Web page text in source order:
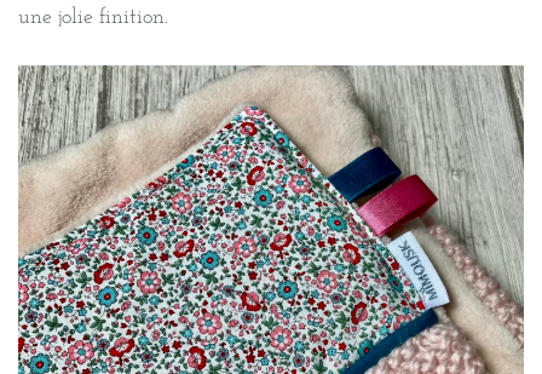
une jolie finition.